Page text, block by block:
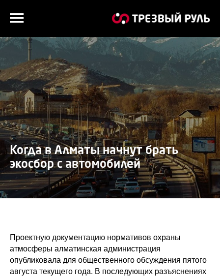
Когда в Алматы начнут брать
экосбор с автомобилей
Проектную документацию нормативов охраны
атмосферы алматинская администрация
опубликовала для общественного обсуждения пятого
августа текущего года. В последующих разъяснениях